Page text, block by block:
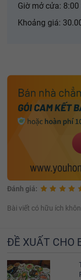
Giờ mở cửa:
Khoảng giá:
Đánh giá:
Bài viết có hữu ích
ĐỀ XUẤT CHO